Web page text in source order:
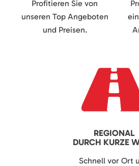
Profitieren Sie von
unseren Top Angeboten
und Preisen.
REGIONAL
DURCH KURZE
Schnell vor Ort